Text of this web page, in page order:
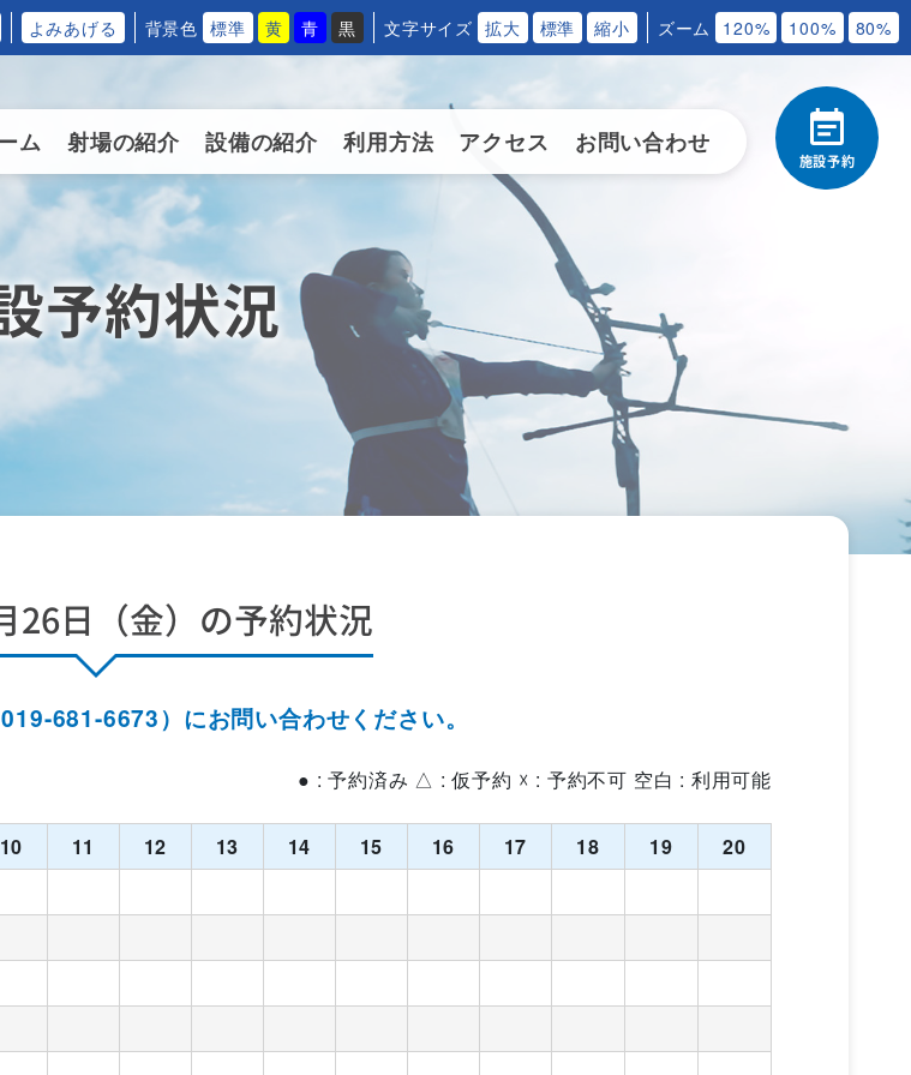
よみあげる 背景色 標準 黄 青 黒 文字サイズ 拡大 標準 縮小 ズーム 120% 100% 80%
ム 射場の紹介 設備の紹介 利用方法 アクセス お問い合わせ
施設予約
予約状況
26日（金）の予約状況
681-6673）にお問い合わせください。
● : 予約済み △ : 仮予約 ☓ : 予約不可 空白 : 利用可能
10 11 12 13 14 15 16 17 18 19
20